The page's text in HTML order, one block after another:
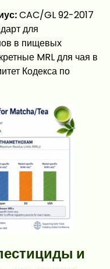
CAC/GL 92-2017
для
в пищевых
MRL для чая в
Кодекса по
и